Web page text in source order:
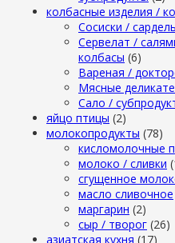
колбасные изделия /
Сосиски /
Сервелат /
колбасы (6)
Вареная /
Мясные
Сало /
яйцо птицы (2)
молокопродукты (78)
кисломолочные
молоко / сливки
сгущенное
масло сливочное
маргарин (2)
сыр / творог (26)
азиатская кухня (17)